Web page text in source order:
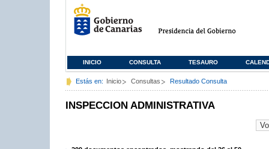
INICIO CONSULTA TESAURO
Estás en: Inicio Consultas Resultado Consulta
INSPECCION ADMINISTRATIVA